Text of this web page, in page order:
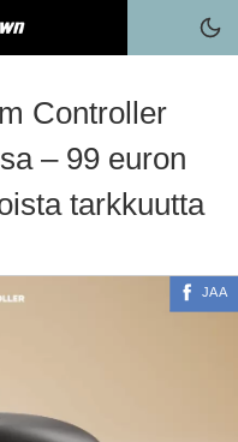
Controller
– 99 euron
tarkkuutta
JAA